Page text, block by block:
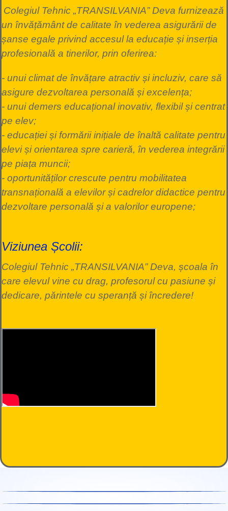
Colegiul Tehnic „TRANSILVANIA” Deva furnizează
un învățământ de calitate în vederea asigurării de
șanse egale privind accesul la educație și inserția
profesională a tinerilor, prin oferirea:
- unui climat de învățare atractiv și incluziv, care să
asigure dezvoltarea personală și excelența;
- unui demers educațional inovativ, flexibil și centrat
pe elev;
- educației și formării inițiale de înaltă calitate pentru
elevi și orientarea spre carieră, în vederea integrării
pe piața muncii;
- oportunităților crescute pentru mobilitatea
transnațională a elevilor și cadrelor didactice pentru
dezvoltare personală și a valorilor europene;
Viziunea Școlii:
Colegiul Tehnic „TRANSILVANIA” Deva, școala în
care elevul vine cu drag, profesorul cu pasiune și
dedicare, părintele cu speranță și încredere!